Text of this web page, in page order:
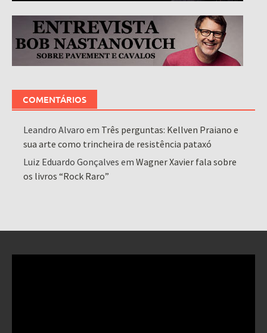
COMENTÁRIOS
Leandro Alvaro em Três perguntas: Kellven Praiano e
sua arte como trincheira de resistência pataxó
Luiz Eduardo Gonçalves emWagner Xavier fala sobre
os livros “Rock Raro”